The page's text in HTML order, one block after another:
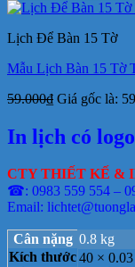
Lịch Để Bàn 15 Tờ
Mẫu Lịch Bàn 15 Tờ
59.000₫ Giá gốc là:
In lịch có
CTY THIẾT KẾ &
☎: 0983 559 554 –
Email:
Cân nặng 0.8 kg
Kích thước40 ×